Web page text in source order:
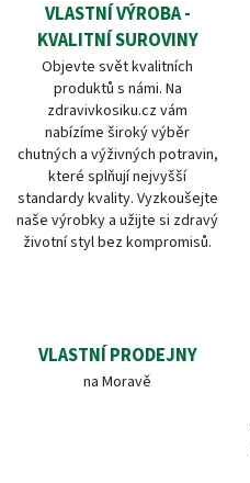
VLASTNÍ VÝROBA -
KVALITNÍ SUROVINY
Objevte svět kvalitních
produktů s námi. Na
zdravivkosiku.cz vám
nabízíme široký výběr
chutných a výživných potravin,
které splňují nejvyšší
standardy kvality. Vyzkoušejte
naše výrobky a užijte si zdravý
životní styl bez kompromisů.
VLASTNÍ PRODEJNY
na Moravě